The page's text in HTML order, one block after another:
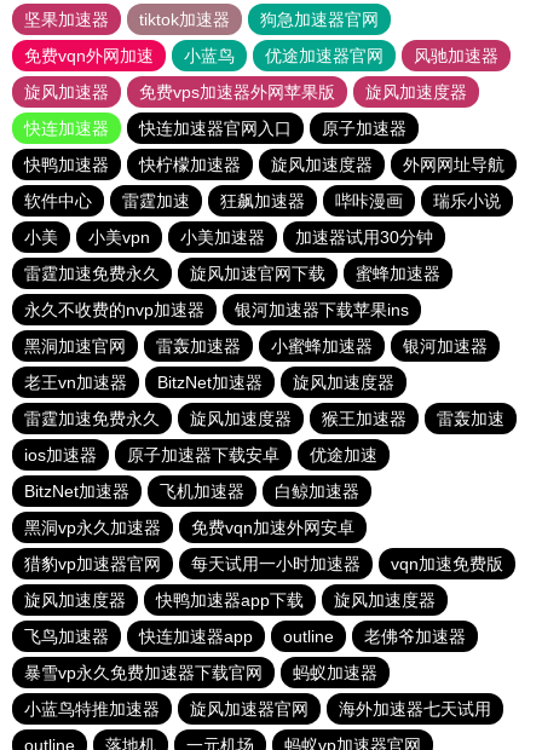
坚果加速器
tiktok加速器
狗急加速器官网
免费vqn外网加速
小蓝鸟 优途加速器官网
风驰加速器
旋风加速器
免费vps加速器外网苹果版
旋风加速度器
快连加速器
快连加速器官网入口
原子加速器
快鸭加速器
快柠檬加速器 旋风加速度器
外网网址导航
软件中心
雷霆加速 狂飙加速器 哔咔漫画
瑞乐小说
小美
小美vpn 小美加速器
加速器试用30分钟
雷霆加速免费永久
旋风加速官网下载
蜜蜂加速器
永久不收费的nvp加速器
银河加速器下载苹果ins
黑洞加速官网
雷轰加速器 小蜜蜂加速器
银河加速器
老王vn加速器
BitzNet加速器
旋风加速度器
雷霆加速免费永久
旋风加速度器 猴王加速器
雷轰加速
ios加速器
原子加速器下载安卓
优途加速
BitzNet加速器
飞机加速器
白鲸加速器
黑洞vp永久加速器
免费vqn加速外网安卓
猎豹vp加速器官网
每天试用一小时加速器
vqn加速免费版
旋风加速度器
快鸭加速器app下载
旋风加速度器
飞鸟加速器
快连加速器app outline
老佛爷加速器
暴雪vp永久免费加速器下载官网
蚂蚁加速器
小蓝鸟特推加速器
旋风加速器官网
海外加速器七天试用
outline
落地机 一元机场 蚂蚁vp加速器官网